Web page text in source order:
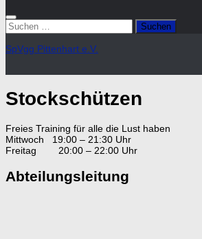
Suchen
nach:
SpVgg Pittenhart e.V.
Stockschützen
Freies Training für alle die Lust haben
Mittwoch 19:00 – 21:30 Uhr
Freitag 20:00 – 22:00 Uhr
Abteilungsleitung